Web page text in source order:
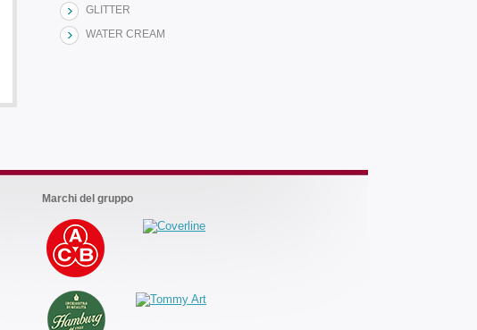
GLITTER
WATER CREAM
Marchi del gruppo